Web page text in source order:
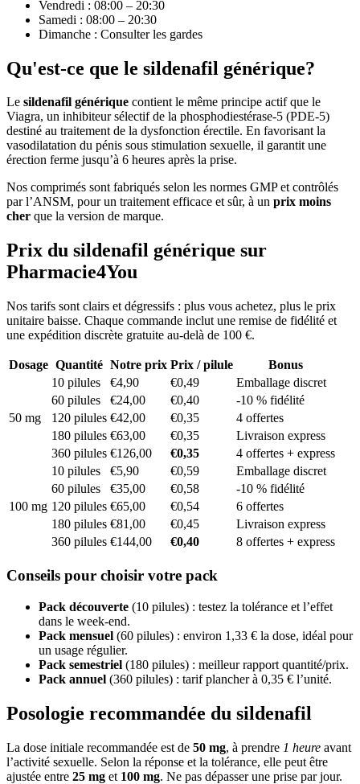
Vendredi : 08:00 – 20:30
Samedi : 08:00 – 20:30
Dimanche : Consulter les gardes
Qu'est-ce que le sildenafil générique?
Le sildenafil générique contient le même principe actif que le
Viagra, un inhibiteur sélectif de la phosphodiestérase-5 (PDE-5)
destiné au traitement de la dysfonction érectile. En favorisant la
vasodilatation du pénis sous stimulation sexuelle, il garantit une
érection ferme jusqu’à 6 heures après la prise.
Nos comprimés sont fabriqués selon les normes GMP et contrôlés
par l’ANSM, pour un traitement efficace et sûr, à un prix moins
cher que la version de marque.
Prix du sildenafil générique sur
Pharmacie4You
Nos tarifs sont clairs et dégressifs : plus vous achetez, plus le prix
unitaire baisse. Chaque commande inclut une remise de fidélité et
une expédition discrète gratuite au-delà de 100 €.
Dosage Quantité Notre prix Prix / pilule Bonus
50 mg
10 pilules €4,90 €0,49
Emballage discret
60 pilules
€24,00 €0,40
-10 % fidélité
120 pilules €42,00 €0,35
4 offertes
180 pilules €63,00 €0,35
Livraison express
360 pilules €126,00 €0,35 4 offertes + express
100 mg
10 pilules €5,90 €0,59
Emballage discret
60 pilules
€35,00 €0,58
-10 % fidélité
120 pilules €65,00 €0,54
6 offertes
180 pilules €81,00 €0,45
Livraison express
360 pilules €144,00 €0,40 8 offertes + express
Conseils pour choisir votre pack
Pack découverte (10 pilules) : testez la tolérance et l’effet
dans le week-end.
Pack mensuel (60 pilules) : environ 1,33 € la dose, idéal pour
un usage régulier.
Pack semestriel (180 pilules) : meilleur rapport quantité/prix.
Pack annuel (360 pilules) : tarif plancher à 0,35 € l’unité.
Posologie recommandée du sildenafil
La dose initiale recommandée est de 50 mg, à prendre 1 heure avant
l’activité sexuelle. Selon la réponse et la tolérance, elle peut être
ajustée entre 25 mg et 100 mg. Ne pas dépasser une prise par jour.